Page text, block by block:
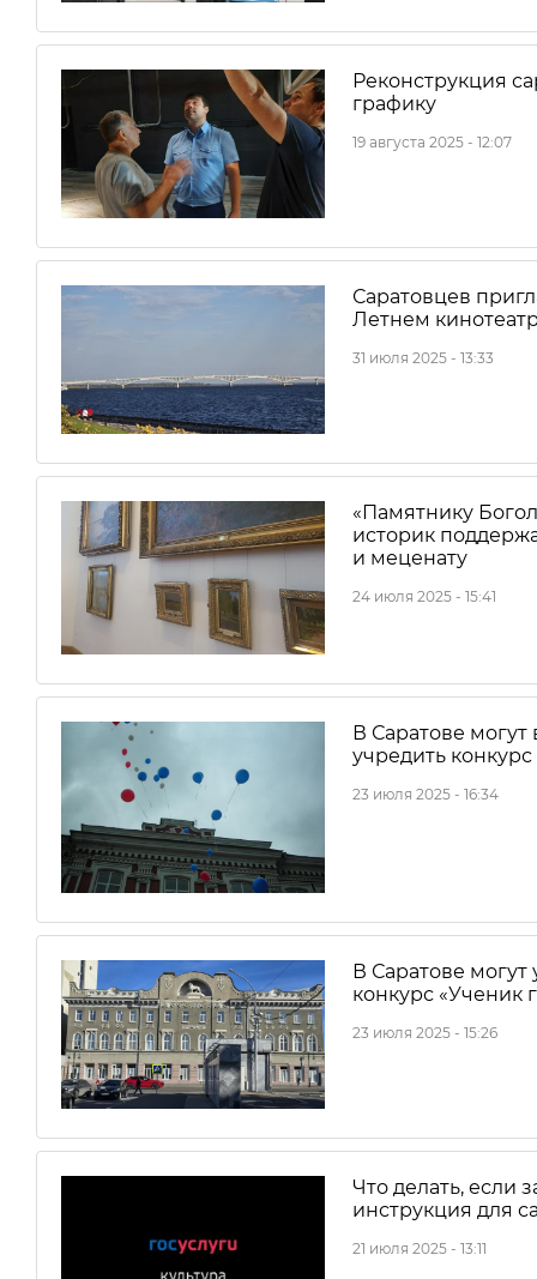
Реконструкция
графику
19 августа 2025 - 12:07
Саратовцев
Летнем
31 июля 2025 - 13:33
«Памятнику
историк
и меценату
24 июля 2025 - 15:41
В Саратове
учредить
23 июля 2025 - 16:34
В Саратове
конкурс «Ученик
23 июля 2025 - 15:26
Что делать, если
инструкция для
21 июля 2025 - 13:11